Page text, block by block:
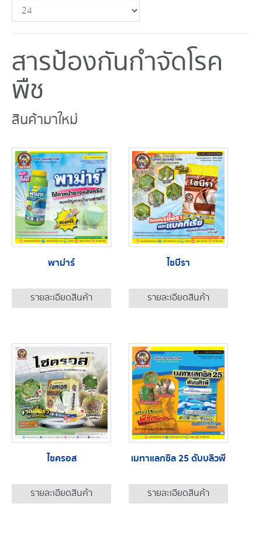
สารป้องกันกำจัดโรค
พืช
สินค้ามาใหม่
พาม่าร์
รายละเอียดสินค้า
ไซบีรา
รายละเอียดสินค้า
ไซครอส
รายละเอียดสินค้า
เมทาแลกซิล 25 ดับบลิวพี
รายละเอียดสินค้า